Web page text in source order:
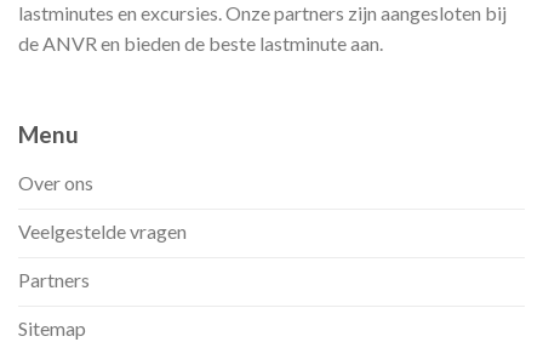
lastminutes en excursies. Onze partners zijn aangesloten bij
de ANVR en bieden de beste lastminute aan.
Menu
Over ons
Veelgestelde vragen
Partners
Sitemap